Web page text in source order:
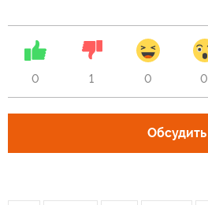
0 1 0 0
Обсудить